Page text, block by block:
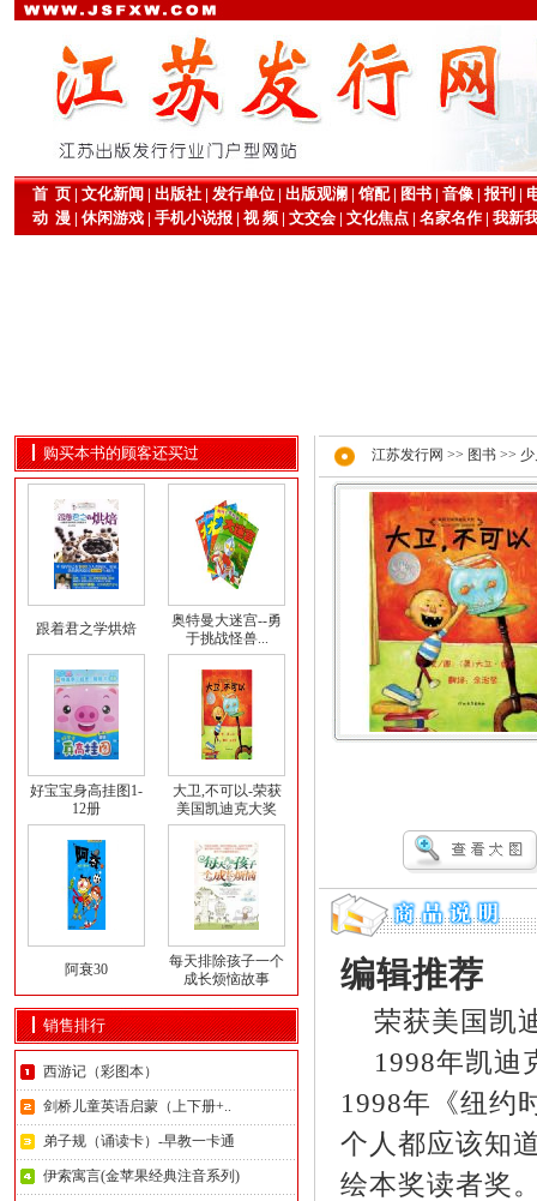
首 页| 文化新闻 | 出版社| 发行单位| 出版观澜 | 馆配| 图书| 音像| 报刊 |
动 漫| 休闲游戏| 手机小说报| 视 频| 文交会| 文化焦点| 名家名作| 我新
购买本书的顾客还买过
跟着君之学烘焙
奥特曼大迷宫--勇
于挑战怪兽...
好宝宝身高挂图1-
12册
大卫,不可以-荣获
美国凯迪克大奖
阿衰30
每天排除孩子一个
成长烦恼故事
销售排行
西游记（彩图本）
剑桥儿童英语启蒙（上下册+..
弟子规（诵读卡）-早教一卡通
伊索寓言(金苹果经典注音系列)
江苏发行网 >> 图书 >>
编辑推荐
荣获美国凯
1998年凯迪
1998年《纽约
个人都应该知
绘本奖读者奖